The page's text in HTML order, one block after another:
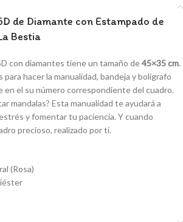
de Diamante con Estampado de
Bestia
con diamantes tiene un tamaño de45×35 cm.
hacer la manualidad, bandeja y bolígrafo
en el su número correspondiente del cuadro.
mandalas? Esta manualidad te ayudará a
y fomentar tu paciencia. Y cuando
precioso, realizado por ti.
(Rosa)